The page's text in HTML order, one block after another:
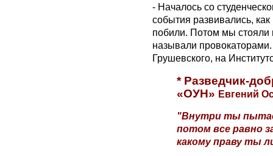
- Началось со
события развивались,
побили. Потом мы стояли
называли
Грушевского, на
* Разведчик-
«ОУН» Евгений
"Внутри ты
потом все равно
какому праву ты